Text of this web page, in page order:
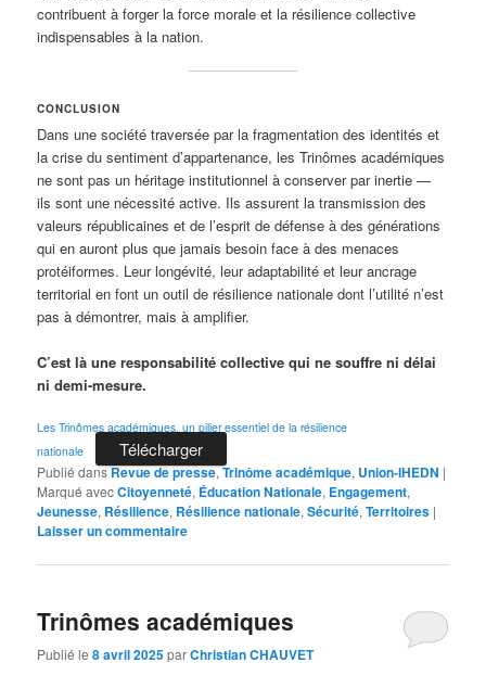
contribuent à forger la force morale et la résilience collective
indispensables à la nation.
CONCLUSION
Dans une société traversée par la fragmentation des identités et
la crise du sentiment d’appartenance, les Trinômes académiques
ne sont pas un héritage institutionnel à conserver par inertie —
ils sont une nécessité active. Ils assurent la transmission des
valeurs républicaines et de l’esprit de défense à des générations
qui en auront plus que jamais besoin face à des menaces
protéiformes. Leur longévité, leur adaptabilité et leur ancrage
territorial en font un outil de résilience nationale dont l’utilité n’est
pas à démontrer, mais à amplifier.
C’est là une responsabilité collective qui ne souffre ni délai
ni demi-mesure.
Les Trinômes académiques, un pilier essentiel de la résilience
nationale
Télécharger
Publié dansRevue de presse,Trinôme académique, Union-IHEDN |
Marqué avecCitoyenneté, Éducation Nationale, Engagement,
Jeunesse, Résilience, Résilience nationale,Sécurité,Territoires |
Laisser un commentaire
Trinômes académiques
Publié le8 avril 2025parChristian CHAUVET